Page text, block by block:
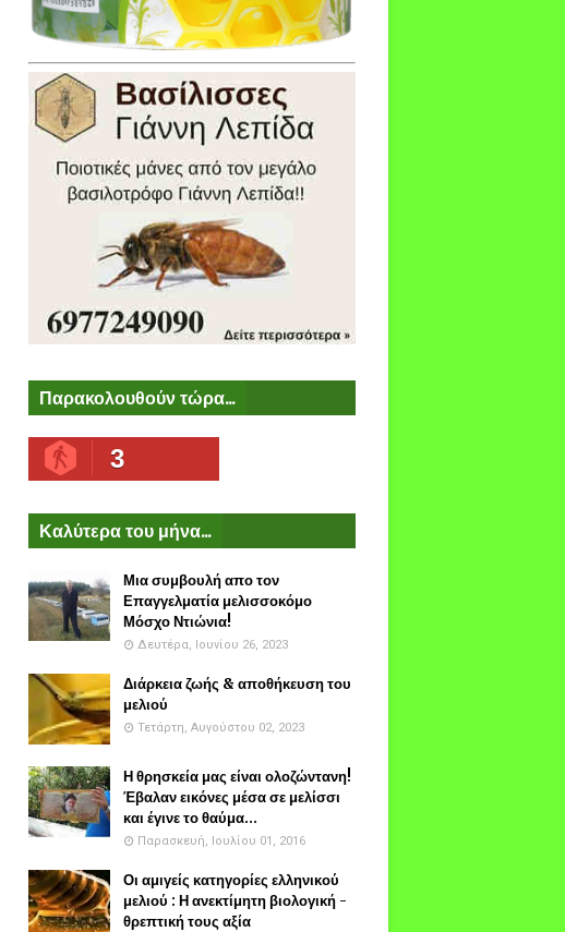
Παρακολουθούν τώρα...
3
Καλύτερα του μήνα...
Μια συμβουλή απο τον
Επαγγελματία μελισσοκόμο
Μόσχο Ντιώνια!
Δευτέρα, Ιουνίου 26, 2023
Διάρκεια ζωής & αποθήκευση του
μελιού
Τετάρτη, Αυγούστου 02, 2023
Η θρησκεία μας είναι ολοζώντανη!
Έβαλαν εικόνες μέσα σε μελίσσι
και έγινε το θαύμα...
Παρασκευή, Ιουλίου 01, 2016
Οι αμιγείς κατηγορίες ελληνικού
μελιού : Η ανεκτίμητη βιολογική -
θρεπτική τους αξία